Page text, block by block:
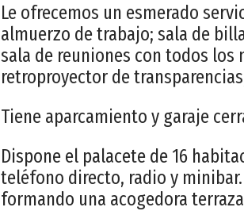
Le ofrecemos un esmerado
almuerzo de trabajo; sala de
sala de reuniones con todos los
retroproyector de
Tiene aparcamiento y garaje
Dispone el palacete de 16
teléfono directo, radio y
formando una acogedora